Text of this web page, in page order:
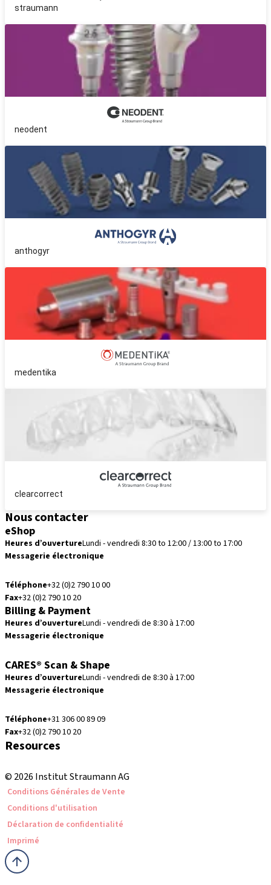
straumann
neodent
anthogyr
medentika
clearcorrect
Nous contacter
eShop
Heures d’ouvertureLundi - vendredi 8:30 to 12:00 / 13:00 to 17:00
Messagerie électronique
Téléphone+32 (0)2 790 10 00
Fax+32 (0)2 790 10 20
Billing & Payment
Heures d’ouvertureLundi - vendredi de 8:30 à 17:00
Messagerie électronique
CARES® Scan & Shape
Heures d’ouvertureLundi - vendredi de 8:30 à 17:00
Messagerie électronique
Téléphone+31 306 00 89 09
Fax+32 (0)2 790 10 20
Resources
© 2026 Institut Straumann AG
Conditions Générales de Vente
Conditions d'utilisation
Déclaration de confidentialité
Imprimé